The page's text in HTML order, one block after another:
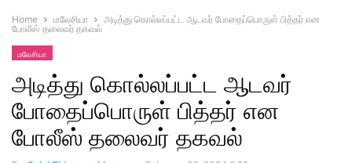
Home மலேசியா
அடித்து கொல்லப்பட்ட ஆடவர் போதைப்பொருள் பித்தர் என
போலீஸ் தலைவர் தகவல்
மலேசியா
அடித்து கொல்லப்பட்ட ஆடவர்
போதைப்பொருள் பித்தர் என
போலீஸ் தலைவர் தகவல்